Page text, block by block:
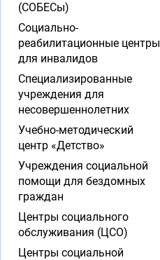
(СОБЕСы)
Социально-
реабилитационные центры
для инвалидов
Специализированные
учреждения для
несовершеннолетних
Учебно-методический
центр «Детство»
Учреждения социальной
помощи для бездомных
граждан
Центры социального
обслуживания (ЦСО)
Центры социальной